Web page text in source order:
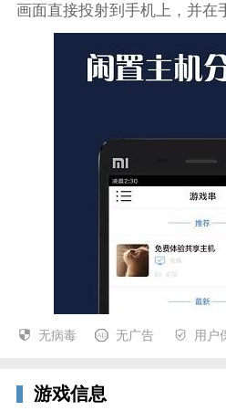
画面直接投射到手机上，并在
无病毒 无广告 用户
游戏信息